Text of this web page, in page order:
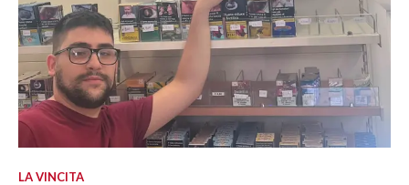
LA VINCITA